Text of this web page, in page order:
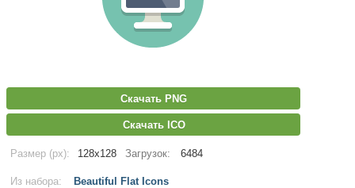
Скачать PNG
Скачать ICO
Размер (px): 128x128 Загрузок: 6484
Из набора: Beautiful Flat Icons